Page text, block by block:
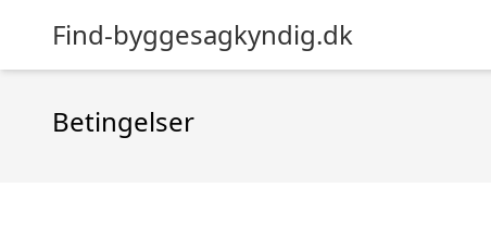
Find-byggesagkyndig.dk
Betingelser